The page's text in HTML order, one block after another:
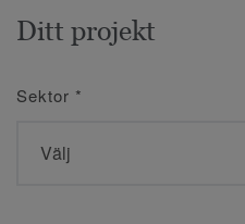
Ditt projekt
Sektor *